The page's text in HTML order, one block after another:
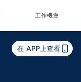
工作機會
在 APP上查看